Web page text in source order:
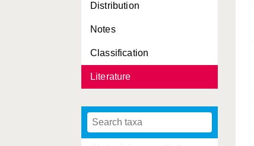
Distribution
Notes
Classification
Literature